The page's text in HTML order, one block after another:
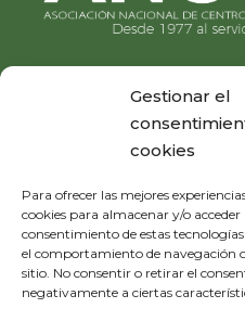
Gestionar el
cookies
Para ofrecer las mejores
cookies para almacenar y/o
consentimiento de estas
el comportamiento de navegación
sitio. No consentir o retirar el
negativamente a ciertas